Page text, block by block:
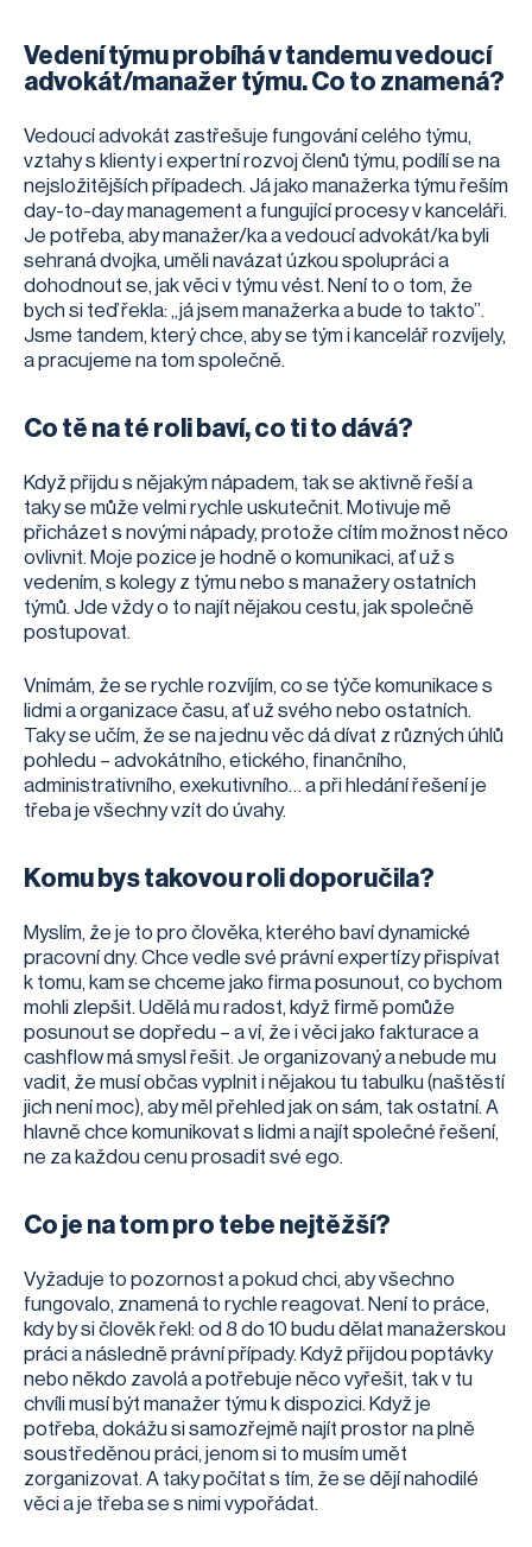
Vedení týmu probíhá v tandemu vedoucí
advokát/manažer týmu. Co to znamená?
Vedoucí advokát zastřešuje fungování celého týmu,
vztahy s klienty i expertní rozvoj členů týmu, podílí se na
nejsložitějších případech. Já jako manažerka týmu řeším
day-to-day management a fungující procesy v kanceláři.
Je potřeba, aby manažer/ka a vedoucí advokát/ka byli
sehraná dvojka, uměli navázat úzkou spolupráci a
dohodnout se, jak věci v týmu vést. Není to o tom, že
bych si teď řekla: „já jsem manažerka a bude to takto”.
Jsme tandem, který chce, aby se tým i kancelář rozvíjely,
a pracujeme na tom společně.
Co tě na té roli baví, co ti to dává?
Když přijdu s nějakým nápadem, tak se aktivně řeší a
taky se může velmi rychle uskutečnit. Motivuje mě
přicházet s novými nápady, protože cítím možnost něco
ovlivnit. Moje pozice je hodně o komunikaci, ať už s
vedením, s kolegy z týmu nebo s manažery ostatních
týmů. Jde vždy o to najít nějakou cestu, jak společně
postupovat.
Vnímám, že se rychle rozvíjím, co se týče komunikace s
lidmi a organizace času, ať už svého nebo ostatních.
Taky se učím, že se na jednu věc dá dívat z různých úhlů
pohledu – advokátního, etického, finančního,
administrativního, exekutivního… a při hledání řešení je
třeba je všechny vzít do úvahy.
Komu bys takovou roli doporučila?
Myslím, že je to pro člověka, kterého baví dynamické
pracovní dny. Chce vedle své právní expertízy přispívat
k tomu, kam se chceme jako firma posunout, co bychom
mohli zlepšit. Udělá mu radost, když firmě pomůže
posunout se dopředu – a ví, že i věci jako fakturace a
cashflow má smysl řešit. Je organizovaný a nebude mu
vadit, že musí občas vyplnit i nějakou tu tabulku (naštěstí
jich není moc), aby měl přehled jak on sám, tak ostatní. A
hlavně chce komunikovat s lidmi a najít společné řešení,
ne za každou cenu prosadit své ego.
Co je na tom pro tebe nejtěžší?
Vyžaduje to pozornost a pokud chci, aby všechno
fungovalo, znamená to rychle reagovat. Není to práce,
kdy by si člověk řekl: od 8 do 10 budu dělat manažerskou
práci a následně právní případy. Když přijdou poptávky
nebo někdo zavolá a potřebuje něco vyřešit, tak v tu
chvíli musí být manažer týmu k dispozici. Když je
potřeba, dokážu si samozřejmě najít prostor na plně
soustředěnou práci, jenom si to musím umět
zorganizovat. A taky počítat s tím, že se dějí nahodilé
věci a je třeba se s nimi vypořádat.